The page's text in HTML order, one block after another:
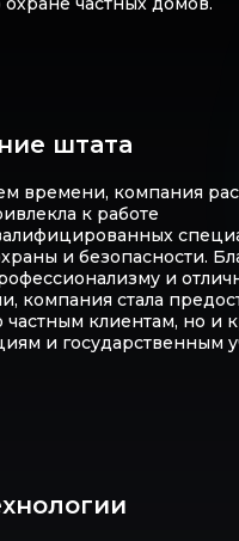
штата
времени, компания
к работе
и безопасности.
и
компания стала
частным клиентам, но и
и государственным